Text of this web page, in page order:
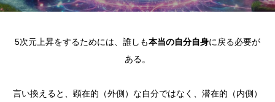
5次元上昇をするためには、誰しも本当の自分自身に戻る必要が
ある。
言い換えると、顕在的（外側）な自分ではなく、潜在的（内側）
『5次元上昇プログラム』TOP